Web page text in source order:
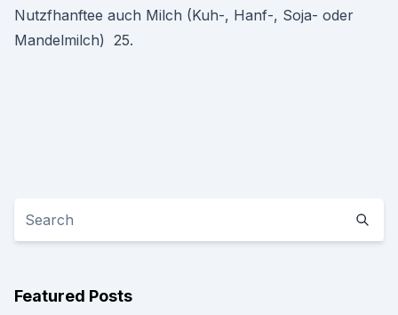
Nutzfhanftee auch Milch (Kuh-, Hanf-, Soja- oder
Mandelmilch) 25.
Featured Posts